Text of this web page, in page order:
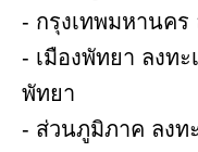
- กรุงเทพมหานคร
- เมืองพัทยา ลงทะ
พัทยา
- ส่วนภูมิภาค ลงท